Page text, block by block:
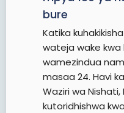
bure
Katika
wateja wake kwa
wamezindua
masaa 24. Havi
Waziri wa
kutoridhishwa